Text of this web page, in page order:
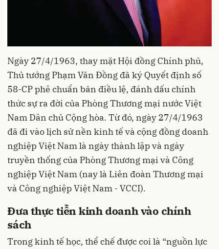
Ngày 27/4/1963, thay mặt Hội đồng Chính phủ,
Thủ tướng Phạm Văn Đồng đã ký Quyết định số
58-CP phê chuẩn bản điều lệ, đánh dấu chính
thức sự ra đời của Phòng Thương mại nước Việt
Nam Dân chủ Cộng hòa. Từ đó, ngày 27/4/1963
đã đi vào lịch sử nền kinh tế và cộng đồng doanh
nghiệp Việt Nam là ngày thành lập và ngày
truyền thống của Phòng Thương mại và Công
nghiệp Việt Nam (nay là Liên đoàn Thương mại
và Công nghiệp Việt Nam - VCCI).
Đưa thực tiễn kinh doanh vào chính
sách
Trong kinh tế học, thể chế được coi là “nguồn lực